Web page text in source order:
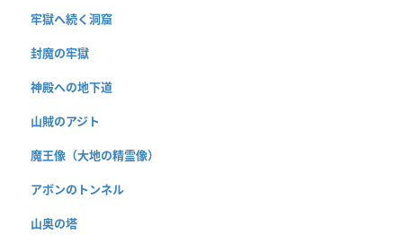
牢獄へ続く洞窟
封魔の牢獄
神殿への地下道
山賊のアジト
魔王像（大地の精霊像）
アボンのトンネル
山奥の塔